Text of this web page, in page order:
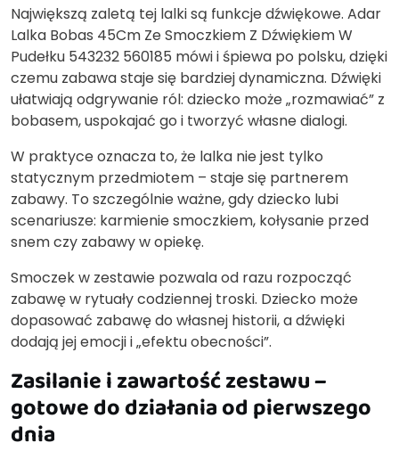
Największą zaletą tej lalki są funkcje dźwiękowe. Adar
Lalka Bobas 45Cm Ze Smoczkiem Z Dźwiękiem W
Pudełku 543232 560185 mówi i śpiewa po polsku, dzięki
czemu zabawa staje się bardziej dynamiczna. Dźwięki
ułatwiają odgrywanie ról: dziecko może „rozmawiać” z
bobasem, uspokajać go i tworzyć własne dialogi.
W praktyce oznacza to, że lalka nie jest tylko
statycznym przedmiotem – staje się partnerem
zabawy. To szczególnie ważne, gdy dziecko lubi
scenariusze: karmienie smoczkiem, kołysanie przed
snem czy zabawy w opiekę.
Smoczek w zestawie pozwala od razu rozpocząć
zabawę w rytuały codziennej troski. Dziecko może
dopasować zabawę do własnej historii, a dźwięki
dodają jej emocji i „efektu obecności”.
Zasilanie i zawartość zestawu –
gotowe do działania od pierwszego
dnia